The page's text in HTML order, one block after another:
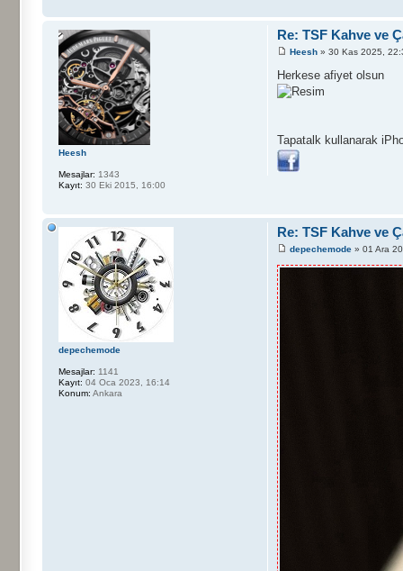
Re: TSF Kahve ve
Heesh » 30 Kas 2025,
Herkese afiyet olsun
Tapatalk kullanarak
Heesh
Mesajlar: 1343
Kayıt: 30 Eki 2015, 16:00
Re: TSF Kahve ve
depechemode » 01 Ara
depechemode
Mesajlar: 1141
Kayıt: 04 Oca 2023, 16:14
Konum: Ankara